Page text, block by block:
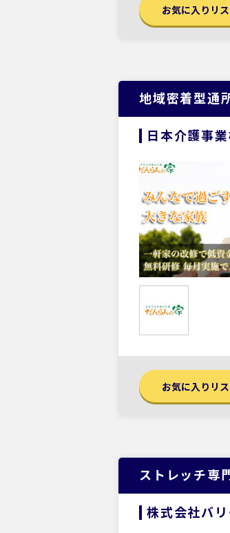
お気に入りリ
地域密着型通
日本介護事
お気に入りリ
ストレッチ専
株式会社バ